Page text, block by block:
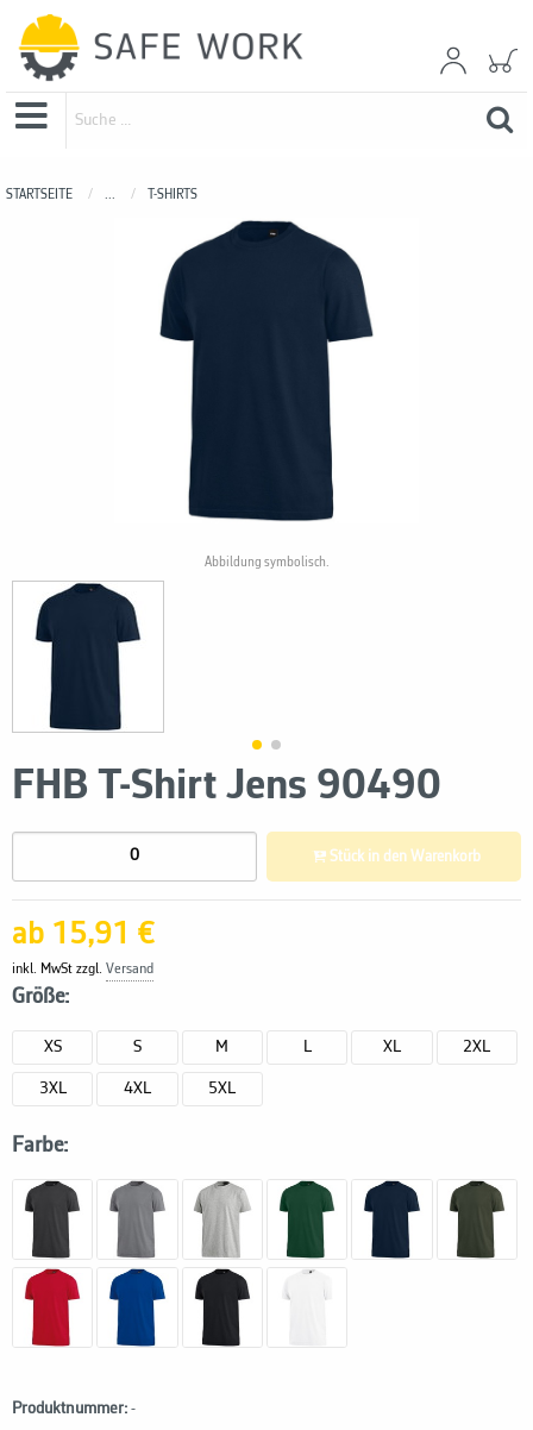
STARTSEITE ... T-SHIRTS
FHB T-Shirt Jens 90490
Abbildung symbolisch.
ab 15,91 €
inkl. MwSt zzgl. Versand
Größe:
XS S M L XL 2XL
3XL 4XL 5XL
Farbe:
Stück in den Warenkorb
Produktnummer: -